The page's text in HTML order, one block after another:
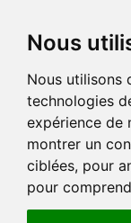
Nous
Nous utilisons
technologies
expérience de
montrer un
ciblées, pour
pour